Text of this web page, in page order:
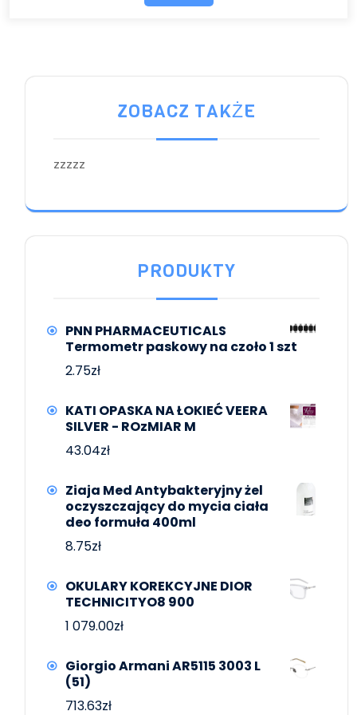
ZOBACZ TAKŻE
zzzzz
PRODUKTY
PNN PHARMACEUTICALS
Termometr paskowy na czoło 1 szt
2.75zł
KATI OPASKA NA ŁOKIEĆ VEERA
SILVER - ROzMIAR M
43.04zł
Ziaja Med Antybakteryjny żel
oczyszczający do mycia ciała
deo formuła 400ml
8.75zł
OKULARY KOREKCYJNE DIOR
TECHNICITYO8 900
1 079.00zł
Giorgio Armani AR5115 3003 L
(51)
713.63zł